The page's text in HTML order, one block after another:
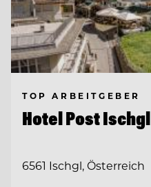
TOP ARBEITGEBER
Hotel Post Ischgl
6561 Ischgl, Österreich